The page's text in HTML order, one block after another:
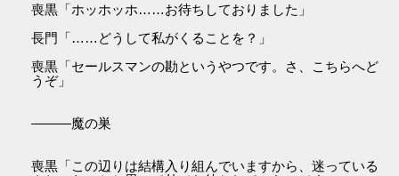
喪黒「ホッホッホ……お待ちしておりました」
長門「……どうして私がくることを？」
喪黒「セールスマンの勘というやつです。さ、こちらへど
うぞ」
―――魔の巣
喪黒「この辺りは結構入り組んでいますから、迷っている